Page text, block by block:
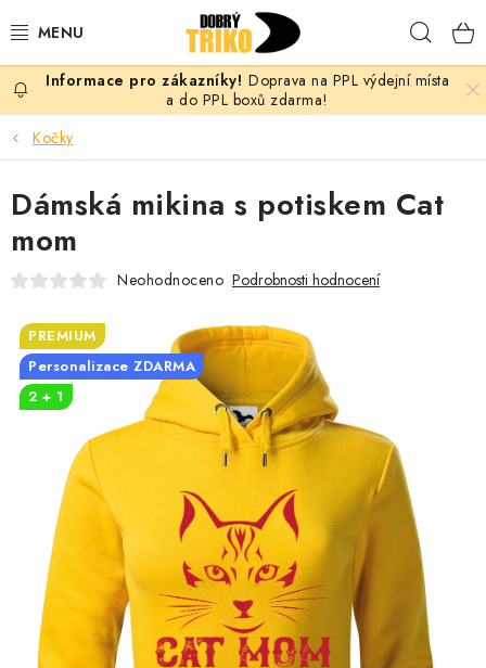
na
PRO ŽENY
PRO MUŽE
PRO DĚTI
PRO PÁRY
VLASTNÍ MOTIV
MIKINY
OKAMŽITĚ K ODBĚRU
B2B
MÁM SRDCE POMÁHÁM
Doprava na PPL výdejní místa
a do PPL boxů zdarma!
Kočky
Dámská mikina s potiskem Cat
mom
Neohodnoceno Podrobnosti hodnocení
PREMIUM
Personalizace ZDARMA
2 + 1